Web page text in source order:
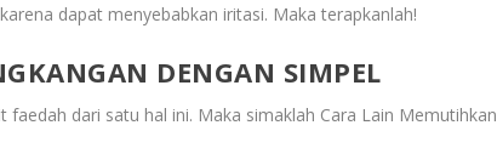
dapat menyebabkan iritasi. Maka terapkanlah!
DENGAN SIMPEL
dari satu hal ini. Maka simaklah Cara Lain Memutihkan